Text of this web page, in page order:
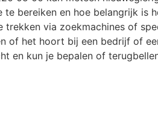
bereiken en hoe belangrijk is
trekken via zoekmachines of
of het hoort bij een bedrijf of
en kun je bepalen of